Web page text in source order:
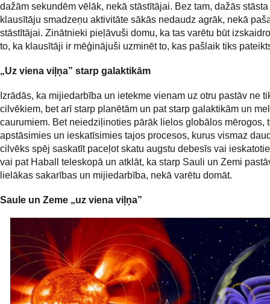
dažām sekundēm vēlāk, nekā stāstītājai. Bez tam, dažās
klausītāju smadzeņu aktivitāte sākās nedaudz agrāk, nekā
stāstītājai. Zinātnieki pieļāvuši domu, ka tas varētu būt
to, ka klausītāji ir mēģinājuši uzminēt to, kas pašlaik tiks
„Uz viena viļņa” starp galaktikām
Izrādās, ka mijiedarbība un ietekme vienam uz otru pastāv ne
cilvēkiem, bet arī starp planētām un pat starp galaktikām un
caurumiem. Bet neiedziļinoties pārāk lielos globālos mērogos,
apstāsimies un ieskatīsimies tajos procesos, kurus vismaz
cilvēks spēj saskatīt paceļot skatu augstu debesīs vai
vai pat Haball teleskopā un atklāt, ka starp Sauli un Zemi
lielākas sakarības un mijiedarbība, nekā varētu domāt.
Saule un Zeme „uz viena viļņa”